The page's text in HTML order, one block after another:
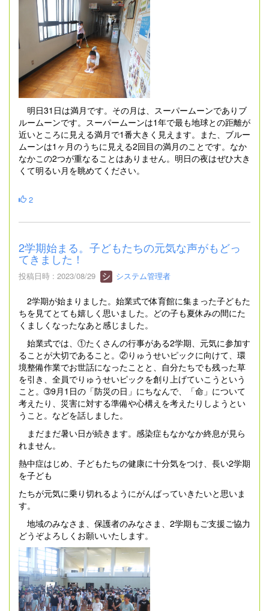
明日31日は満月です。その月は、スーパームーンでありブ
ルームーンです。スーパームーンは1年で最も地球との距離が
近いところに見える満月で1番大きく見えます。また、ブルー
ムーンは1ヶ月のうちに見える2回目の満月のことです。なか
なかこの2つが重なることはありません。明日の夜はぜひ大き
くて明るい月を眺めてください。
2
2学期始まる。子どもたちの元気な声がもどっ
てきました！
投稿日時 : 2023/08/29 システム管理者
2学期が始まりました。始業式で体育館に集まった子どもた
ちを見てとても嬉しく思いました。どの子も夏休みの間にた
くましくなったなあと感じました。
始業式では、①たくさんの行事がある2学期、元気に参加す
ることが大切であること。②りゅうせいピックに向けて、環
境整備作業でお世話になったことと、自分たちでも残った草
を引き、全員でりゅうせいピックを創り上げていこうという
こと。➂9月1日の「防災の日」にちなんで、「命」について
考えたり、災害に対する準備や心構えを考えたりしようとい
うこと。などを話しました。
まだまだ暑い日が続きます。感染症もなかなか終息が見ら
れません。
熱中症はじめ、子どもたちの健康に十分気をつけ、長い2学期
を子ども
たちが元気に乗り切れるようにがんばっていきたいと思いま
す。
地域のみなさま、保護者のみなさま、2学期もご支援ご協力
どうぞよろしくお願いいたします。